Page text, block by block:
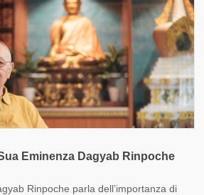
Eminenza Dagyab Rinpoche
Rinpoche parla dell’importanza di